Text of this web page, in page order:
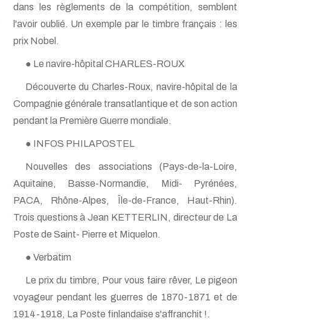
dans les règlements de la compétition, semblent
l'avoir oublié. Un exemple par le timbre français : les
prix Nobel.
● Le navire-hôpital CHARLES-ROUX
Découverte du Charles-Roux, navire-hôpital de la
Compagnie générale transatlantique et de son action
pendant la Première Guerre mondiale.
● INFOS PHILAPOSTEL
Nouvelles des associations (Pays-de-la-Loire,
Aquitaine, Basse-Normandie, Midi- Pyrénées,
PACA, Rhône-Alpes, Île-de-France, Haut-Rhin).
Trois questions à Jean KETTERLIN, directeur de La
Poste de Saint- Pierre et Miquelon.
● Verbatim
Le prix du timbre, Pour vous faire rêver, Le pigeon
voyageur pendant les guerres de 1870-1871 et de
1914-1918, La Poste finlandaise s'affranchit !.